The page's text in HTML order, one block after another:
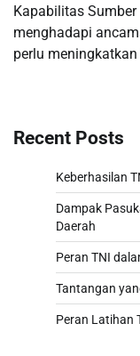
Kapabilitas
menghadapi
perlu
Recent Posts
Keberhasilan
Dampak
Daerah
Peran TNI
Tantangan
Peran Latihan